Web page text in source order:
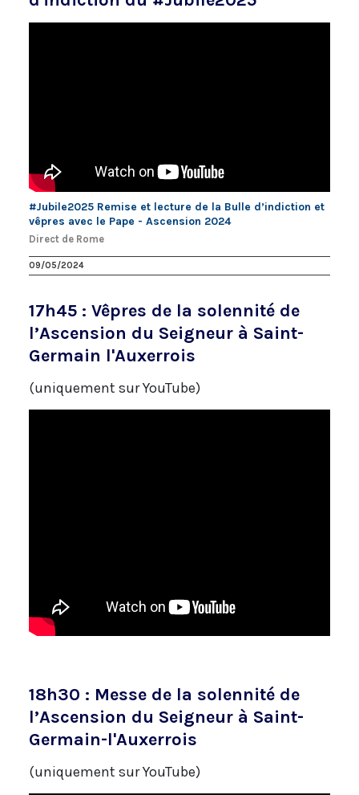
#Jubile2025 Remise et lecture de la Bulle d’indiction et
vêpres avec le Pape - Ascension 2024
Direct de Rome
09/05/2024
17h45 : Vêpres de la solennité de
l’Ascension du Seigneur à Saint-
Germain l'Auxerrois
(uniquement sur YouTube)
18h30 : Messe de la solennité de
l’Ascension du Seigneur à Saint-
Germain-l'Auxerrois
(uniquement sur YouTube)